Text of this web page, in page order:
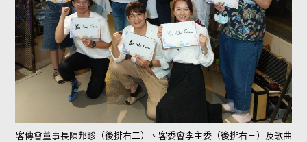
客傳會董事長陳邦畛（後排右二）、客委會李主委（後排右三）及歌曲